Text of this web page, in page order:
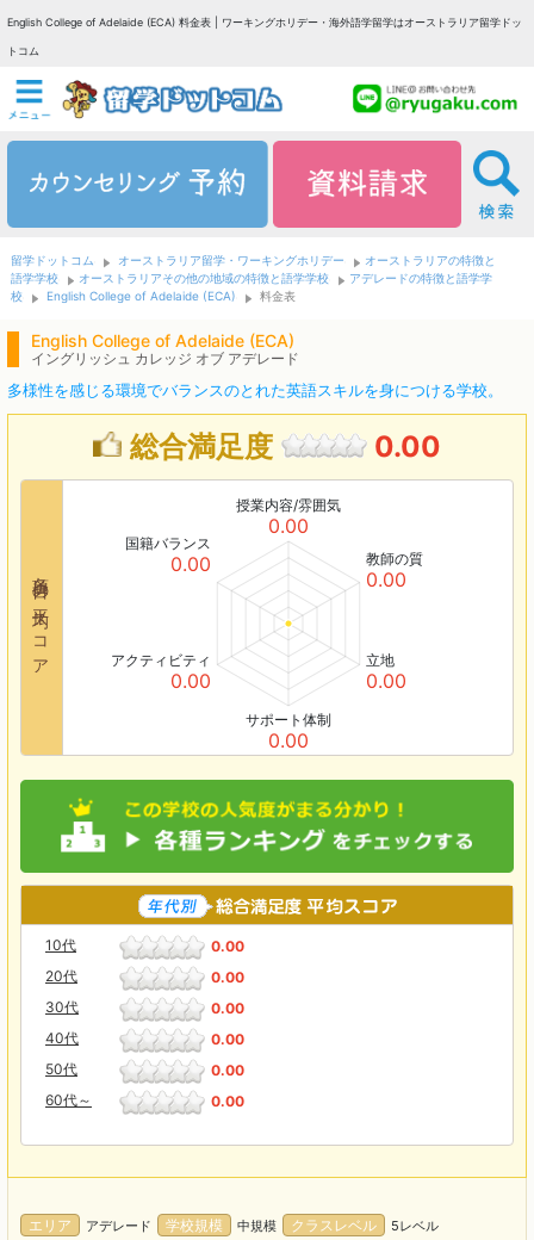
English College of Adelaide (ECA) 料金表 | ワーキングホリデー・海外語学留学はオーストラリア留学ドッ
トコム
留学ドットコム オーストラリア留学・ワーキングホリデー
オーストラリアの特徴と
語学学校
オーストラリアその他の地域の特徴と語学学校
アデレードの特徴と語学学
校
English College of Adelaide (ECA) 料金表
English College of Adelaide (ECA)
イングリッシュ カレッジ オブ アデレード
多様性を感じる環境でバランスのとれた英語スキルを身につける学校。
総合満足度 0.00
各項目の平均スコア
授業内容/雰囲気
0.00
教師の質
0.00
立地
0.00
サポート体制
0.00
アクティビティ
0.00
国籍バランス
0.00
10代
0.00
20代
0.00
30代
0.00
40代
0.00
50代
0.00
60代～
0.00
エリア アデレード 学校規模 中規模 クラスレベル 5レベル